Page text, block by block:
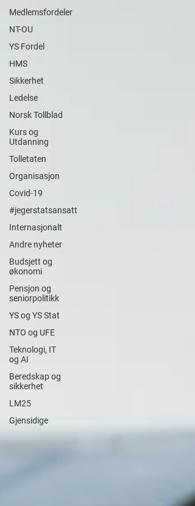
Medlemsfordeler
NT-OU
YS Fordel
HMS
Sikkerhet
Ledelse
Norsk Tollblad
Kurs og
Utdanning
Tolletaten
Organisasjon
Covid-19
#jegerstatsansatt
Internasjonalt
Andre nyheter
Budsjett og
økonomi
Pensjon og
seniorpolitikk
YS og YS Stat
NTO og UFE
Teknologi, IT
og AI
Beredskap og
sikkerhet
LM25
Gjensidige